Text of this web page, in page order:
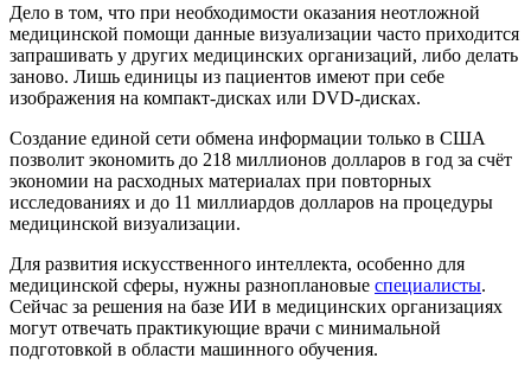
Дело в том, что при необходимости оказания неотложной
медицинской помощи данные визуализации часто приходится
запрашивать у других медицинских организаций, либо делать
заново. Лишь единицы из пациентов имеют при себе
изображения на компакт-дисках или DVD-дисках.
Создание единой сети обмена информации только в США
позволит экономить до 218 миллионов долларов в год за счёт
экономии на расходных материалах при повторных
исследованиях и до 11 миллиардов долларов на процедуры
медицинской визуализации.
Для развития искусственного интеллекта, особенно для
медицинской сферы, нужны разноплановые специалисты.
Сейчас за решения на базе ИИ в медицинских организациях
могут отвечать практикующие врачи с минимальной
подготовкой в области машинного обучения.